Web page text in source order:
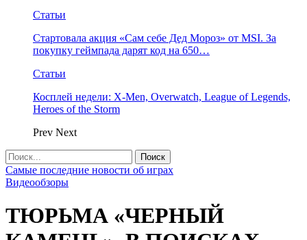
Статьи
Стартовала акция «Сам себе Дед Мороз» от MSI. За
покупку геймпада дарят код на 650…
Статьи
Косплей недели: X-Men, Overwatch, League of Legends,
Heroes of the Storm
Prev Next
Самые последние новости об играх
Видеообзоры
ТЮРЬМА «ЧЕРНЫЙ